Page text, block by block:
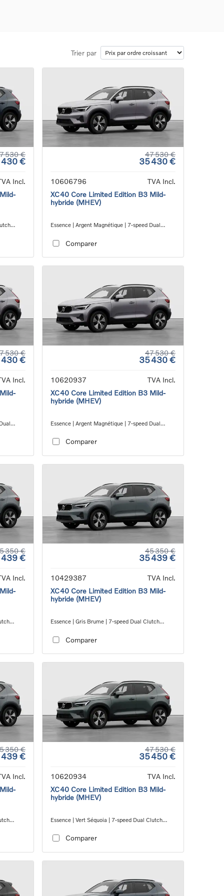
Trier par
530 €
430 €
Incl.
47 530 €
35 430 €
10606796
TVA Incl.
XC40 Core Limited Edition B3 Mild-
hybride (MHEV)
Essence | Argent Magnétique | 7-speed Dual
Comparer
530 €
430 €
Incl.
47 530 €
35 430 €
10620937
TVA Incl.
XC40 Core Limited Edition B3 Mild-
hybride (MHEV)
Essence | Argent Magnétique | 7-speed Dual
Comparer
350 €
439 €
Incl.
45 350 €
35 439 €
10429387
TVA Incl.
XC40 Core Limited Edition B3 Mild-
hybride (MHEV)
Essence | Gris Brume | 7-speed Dual Clutch
Comparer
350 €
439 €
Incl.
47 530 €
35 450 €
10620934
TVA Incl.
XC40 Core Limited Edition B3 Mild-
hybride (MHEV)
Essence | Vert Séquoia | 7-speed Dual Clutch
Comparer